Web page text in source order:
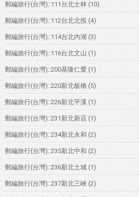
郵編旅行(台灣)::111台北士林 (10)
郵編旅行(台灣)::112台北北投 (4)
郵編旅行(台灣)::114台北內湖 (3)
郵編旅行(台灣)::116台北文山 (1)
郵編旅行(台灣)::200基隆仁愛 (1)
郵編旅行(台灣)::220新北板橋 (5)
郵編旅行(台灣)::226新北平溪 (1)
郵編旅行(台灣)::231新北新店 (1)
郵編旅行(台灣)::234新北永和 (2)
郵編旅行(台灣)::235新北中和 (2)
郵編旅行(台灣)::236新北土城 (1)
郵編旅行(台灣)::237新北三峽 (2)